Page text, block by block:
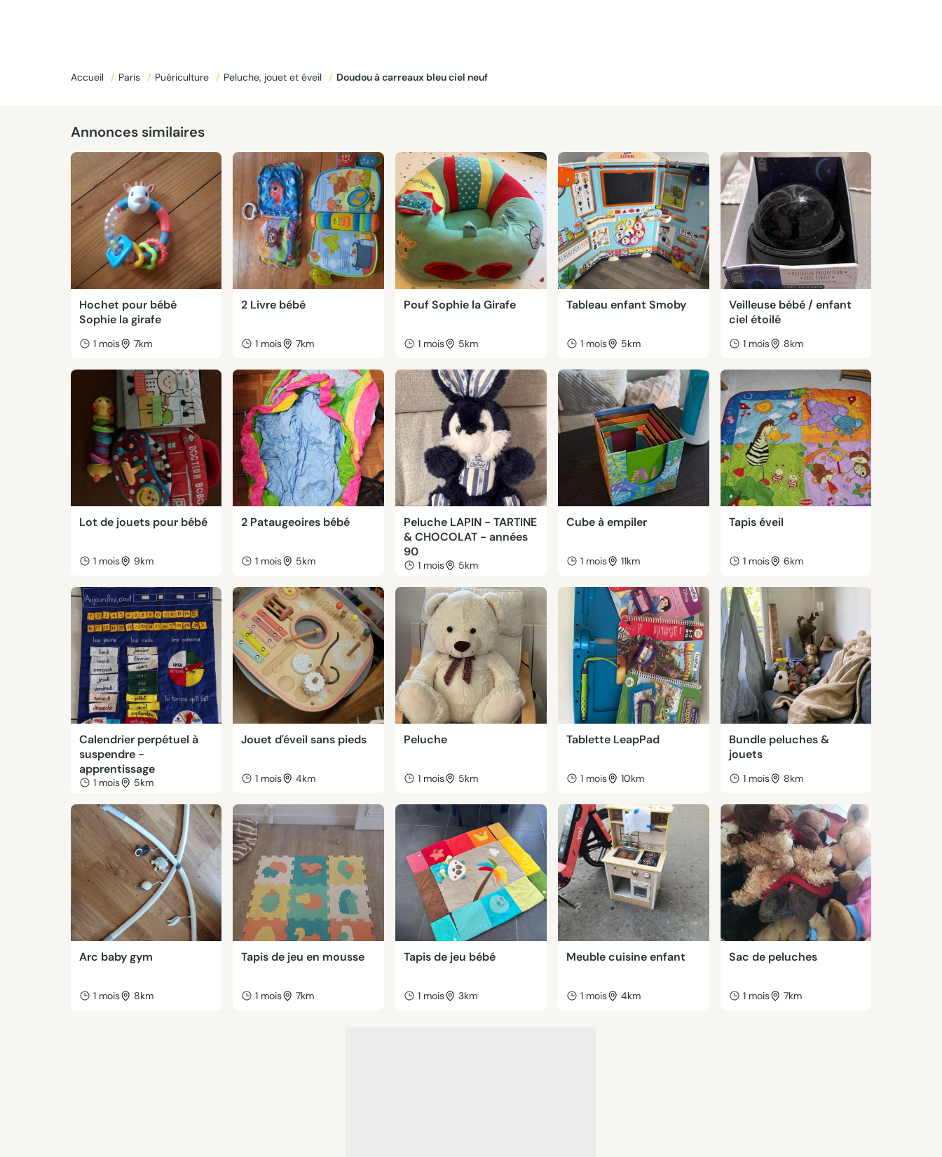
Accueil / Paris / Puériculture / Peluche, jouet et éveil / Doudou à carreaux bleu ciel neuf
Annonces similaires
Hochet pour bébé
Sophie la girafe
1 mois 7km
2 Livre bébé
1 mois 7km
Pouf Sophie la Girafe
1 mois 5km
Tableau enfant Smoby
1 mois 5km
Veilleuse bébé / enfant
ciel étoilé
1 mois 8km
Lot de jouets pour bébé
1 mois 9km
2 Pataugeoires bébé
1 mois 5km
Peluche LAPIN - TARTINE
& CHOCOLAT - années
90
1 mois 5km
Cube à empiler
1 mois 11km
Tapis éveil
1 mois 6km
Calendrier perpétuel à
suspendre -
apprentissage
1 mois 5km
Jouet d'éveil sans pieds
1 mois 4km
Peluche
1 mois 5km
Tablette LeapPad
1 mois 10km
Bundle peluches &
jouets
1 mois 8km
Arc baby gym
1 mois 8km
Tapis de jeu en mousse
1 mois 7km
Tapis de jeu bébé
1 mois 3km
Meuble cuisine enfant
1 mois 4km
Sac de peluches
1 mois 7km